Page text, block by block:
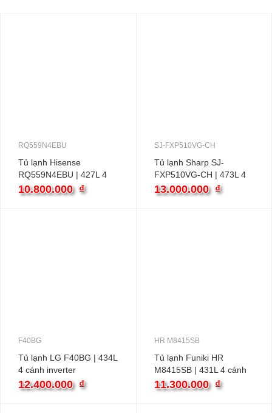
RQ559N4EBU
Tủ lạnh Hisense
RQ559N4EBU | 427L 4
cánh inverter
10.800.000 ₫
SJ-FXP510VG-CH
Tủ lạnh Sharp SJ-
FXP510VG-CH | 473L 4
cánh inverter
13.000.000 ₫
F40BG
Tủ lạnh LG F40BG | 434L
4 cánh inverter
12.400.000 ₫
HR M8415SB
Tủ lạnh Funiki HR
M8415SB | 431L 4 cánh
inverter
11.300.000 ₫